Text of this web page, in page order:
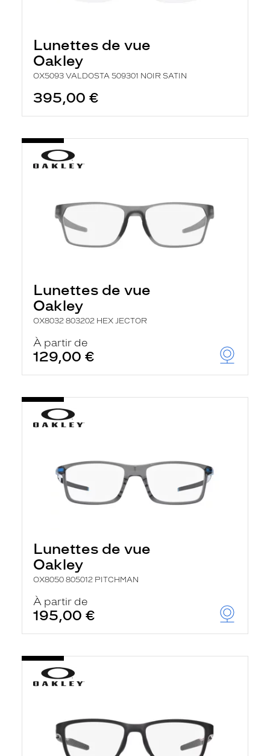
Lunettes de vue
Oakley
OX5093 VALDOSTA 509301 NOIR SATIN
395,00 €
Lunettes de vue
Oakley
OX8032 803202 HEX JECTOR
À partir de
129,00 €
Lunettes de vue
Oakley
OX8050 805012 PITCHMAN
À partir de
195,00 €